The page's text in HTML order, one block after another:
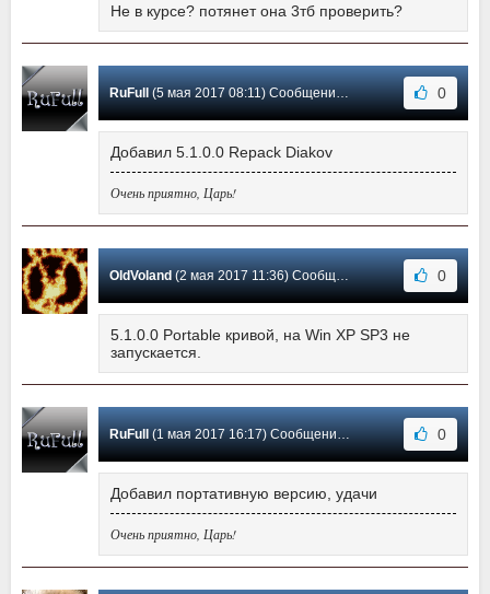
Не в курсе? потянет она 3тб проверить?
RuFull(5 мая 2017 08:11) Сообщение #8 0
Добавил 5.1.0.0 Repack Diakov
Очень приятно, Царь!
OldVoland(2 мая 2017 11:36) Сообщение #7 0
5.1.0.0 Portable кривой, на Win XP SP3 не
запускается.
RuFull(1 мая 2017 16:17) Сообщение #6 0
Добавил портативную версию, удачи
Очень приятно, Царь!